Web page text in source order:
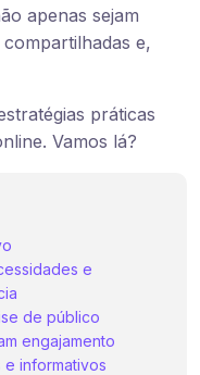
apenas sejam
e,
práticas
Vamos lá?
e
de público
engajamento
informativos